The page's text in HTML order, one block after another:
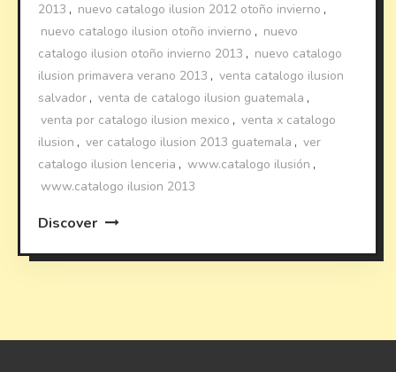
2013 , nuevo catalogo ilusion 2012 otoño invierno ,
nuevo catalogo ilusion otoño invierno , nuevo
catalogo ilusion otoño invierno 2013 , nuevo catalogo
ilusion primavera verano 2013 , venta catalogo ilusion
salvador , venta de catalogo ilusion guatemala ,
venta por catalogo ilusion mexico , venta x catalogo
ilusion , ver catalogo ilusion 2013 guatemala , ver
catalogo ilusion lenceria , www.catalogo ilusión ,
www.catalogo ilusion 2013
Discover